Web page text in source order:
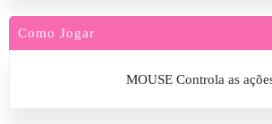
Como Jogar
MOUSE Controla as